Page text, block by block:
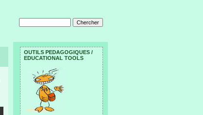
OUTILS PEDAGOGIQUES /
EDUCATIONAL TOOLS